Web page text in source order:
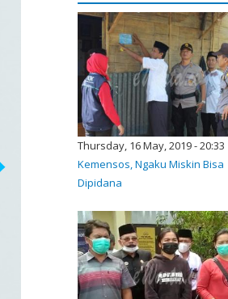
Thursday, 16 May, 2019 - 20:33
Kemensos, Ngaku Miskin Bisa
Dipidana